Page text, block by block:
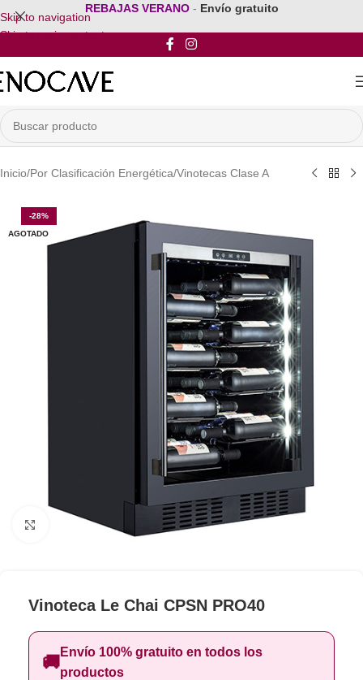
Skip to navigation
Skip to main content
REBAJAS VERANO - Envío gratuito
Inicio/Por Clasificación Energética/Vinotecas Clase A
-28%
AGOTADO
Clic para ampliar
Vinoteca Le Chai CPSN PRO40
🚚Envío 100% gratuito en todos los
productos